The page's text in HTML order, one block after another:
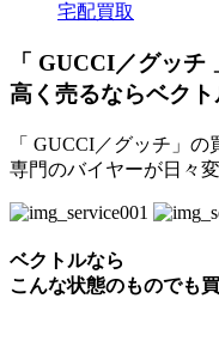
宅配買取
「 GUCCI／グッチ
高く売るならベクト
「 GUCCI／グッチ」
専門のバイヤーが日々
ベクトルなら
こんな状態のものでも